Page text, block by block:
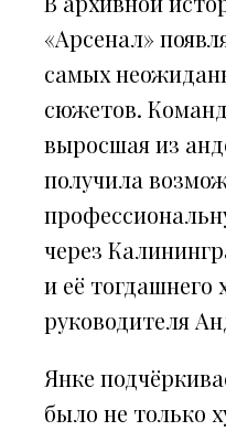
«Арсенал»
самых
сюжетов.
выросшая из
получила
через
и её тогдашнего
руководителя
Янке
было не только